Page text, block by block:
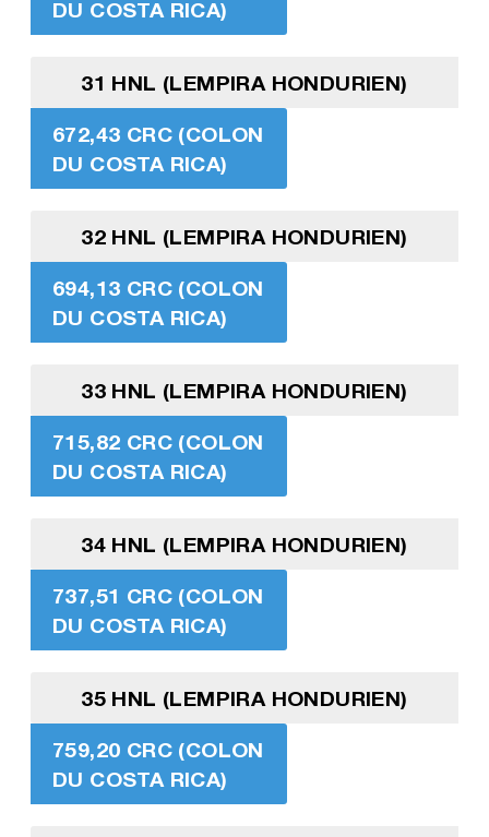
DU COSTA RICA)
31 HNL (LEMPIRA HONDURIEN)
672,43 CRC (COLON
DU COSTA RICA)
32 HNL (LEMPIRA HONDURIEN)
694,13 CRC (COLON
DU COSTA RICA)
33 HNL (LEMPIRA HONDURIEN)
715,82 CRC (COLON
DU COSTA RICA)
34 HNL (LEMPIRA HONDURIEN)
737,51 CRC (COLON
DU COSTA RICA)
35 HNL (LEMPIRA HONDURIEN)
759,20 CRC (COLON
DU COSTA RICA)